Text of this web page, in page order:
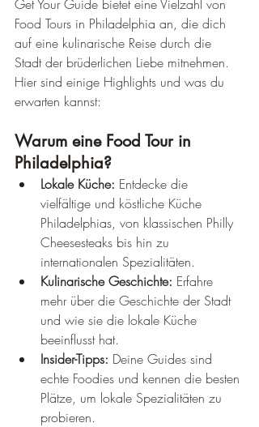
Get Your Guide bietet eine Vielzahl von
Food Tours in Philadelphia an, die dich
auf eine kulinarische Reise durch die
Stadt der brüderlichen Liebe mitnehmen.
Hier sind einige Highlights und was du
erwarten kannst:
Warum eine Food Tour in
Philadelphia?
Lokale Küche: Entdecke die
vielfältige und köstliche Küche
Philadelphias, von klassischen Philly
Cheesesteaks bis hin zu
internationalen Spezialitäten.
Kulinarische Geschichte: Erfahre
mehr über die Geschichte der Stadt
und wie sie die lokale Küche
beeinflusst hat.
Insider-Tipps: Deine Guides sind
echte Foodies und kennen die besten
Plätze, um lokale Spezialitäten zu
probieren.